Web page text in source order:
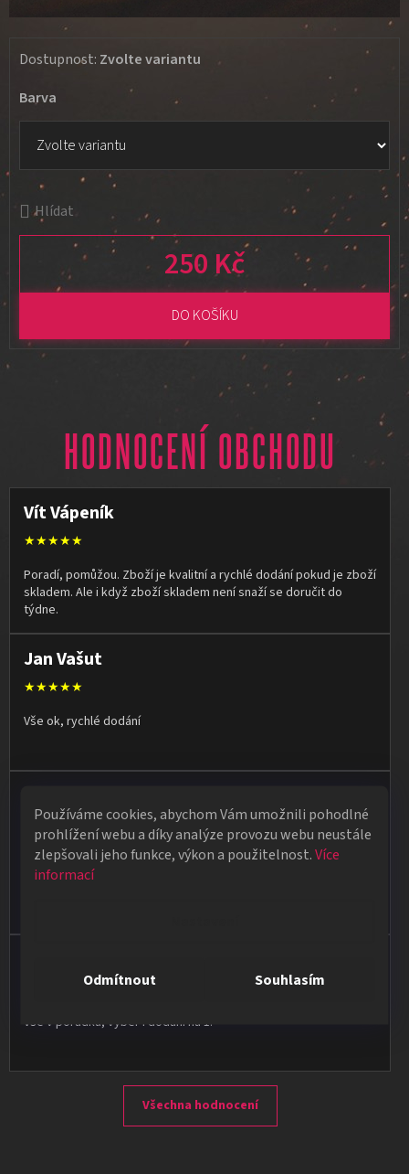
Používáme cookies, abychom Vám umožnili pohodlné
prohlížení webu a díky analýze provozu webu neustále
zlepšovali jeho funkce, výkon a použitelnost.Více
informací
Odmítnout Souhlasím
Barva
Hlídat
250 Kč
Měrná cena:
DO KOŠÍKU
Dostupnost: Zvolte variantu
HODNOCENÍ OBCHODU
Vít Vápeník
★★★★★
Poradí, pomůžou. Zboží je kvalitní a rychlé dodání pokud je zboží
skladem. Ale i když zboží skladem není snaží se doručit do
týdne.
Jan Vašut
★★★★★
Vše ok, rychlé dodání
★★★★★
Obdržela jsem vše, co jsem objednala. Vše fungovalo
perfektně, syn měl velký úspěch s kouzelnickým představením
Vše v pořádku, výběr i dodání na 1.
Všechna hodnocení